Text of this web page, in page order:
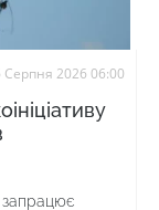
Серпня 2026 06:00
запрацює